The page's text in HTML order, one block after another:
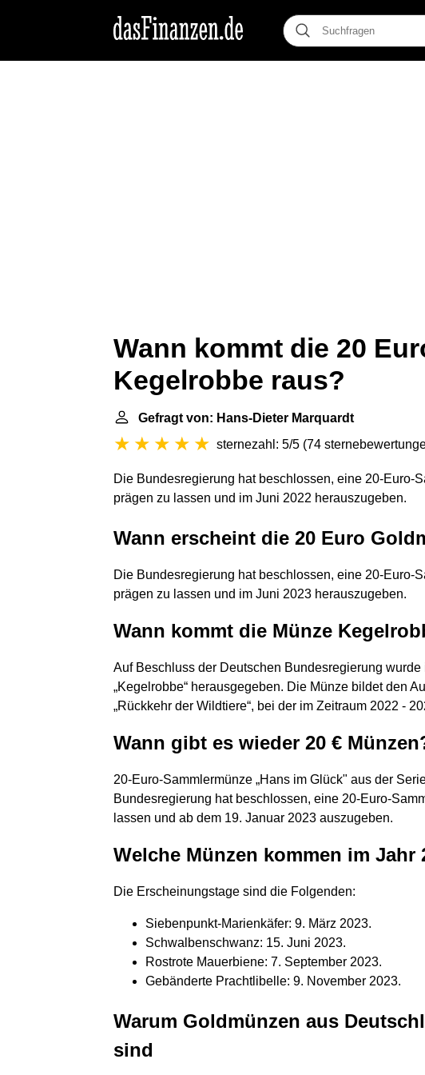
Wann kommt die 20
Kegelrobbe raus?
Gefragt von: Hans-Dieter Marquardt
sternezahl: 5/5 (74
Die Bundesregierung hat beschlossen, eine 20-Euro-
prägen zu lassen und im Juni 2022 herauszugeben.
Wann erscheint die 20 Euro
Die Bundesregierung hat beschlossen, eine 20-Euro-
prägen zu lassen und im Juni 2023 herauszugeben.
Wann kommt die Münze
Auf Beschluss der Deutschen Bundesregierung
„Kegelrobbe“ herausgegeben. Die Münze bildet den
„Rückkehr der Wildtiere“, bei der im Zeitraum 2022 -
Wann gibt es wieder 20 €
20-Euro-Sammlermünze „Hans im Glück" aus der
Bundesregierung hat beschlossen, eine 20-Euro-
lassen und ab dem 19. Januar 2023 auszugeben.
Welche Münzen kommen im Jahr
Die Erscheinungstage sind die Folgenden:
Siebenpunkt-Marienkäfer: 9. März 2023.
Schwalbenschwanz: 15. Juni 2023.
Rostrote Mauerbiene: 7. September 2023.
Gebänderte Prachtlibelle: 9. November 2023.
Warum Goldmünzen aus
sind